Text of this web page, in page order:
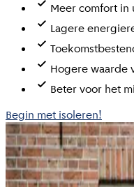
Meer comfort in
Lagere
Hogere waarde
Beter voor het
Begin met isoleren!